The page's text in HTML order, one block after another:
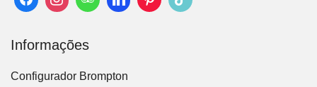
Informações
Configurador Brompton